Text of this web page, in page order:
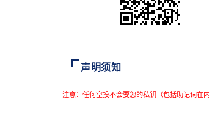
声明须知
注意：任何空投不会要您的私钥（包括助记词在